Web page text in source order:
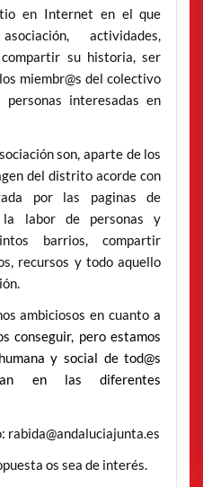
en Internet en el que
actividades,
su historia, ser
miembr@s del colectivo
interesadas en
son, aparte de los
del distrito acorde con
por las paginas de
la labor de personas y
barrios, compartir
recursos y todo aquello
ambiciosos en cuantoa
conseguir, pero estamos
y social de tod@s
en las diferentes
os sea de interés.